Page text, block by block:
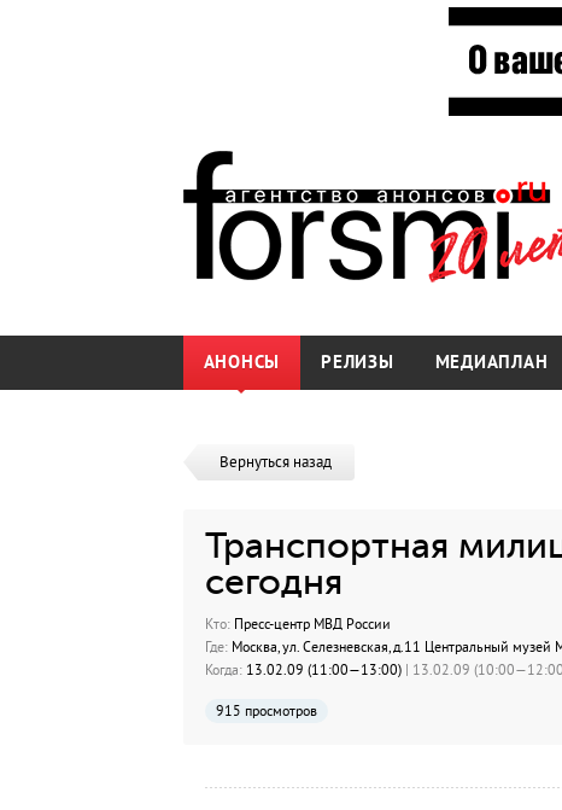
АНОНСЫ РЕЛИЗЫ МЕДИАПЛАН
Вернуться назад
Транспортная
сегодня
Кто:Пресс-центр МВД России
Где:Москва, ул. Селезневская, д.11 Центральный музей
Когда:13.02.09 (11:00—13:00) | 13.02.09
915 просмотров